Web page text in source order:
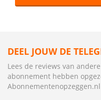
DEEL JOUW DE
Lees de reviews van
abonnement hebben
Abonnementenopzeggen.nl